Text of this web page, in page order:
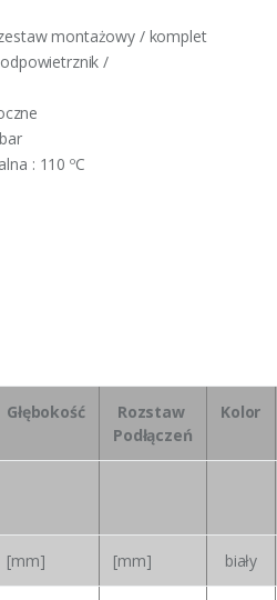
montażowy / komplet
/
: 110 ºC
Głębokość
Rozstaw
Podłączeń
Kolor
[mm] [mm] biały